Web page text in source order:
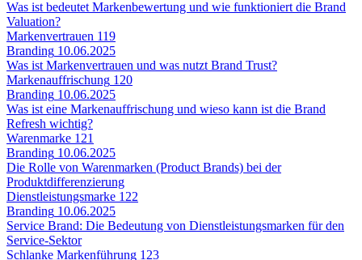
Was ist bedeutet Markenbewertung und wie funktioniert die Brand
Valuation?
Markenvertrauen 119
Branding 10.06.2025
Was ist Markenvertrauen und was nutzt Brand Trust?
Markenauffrischung 120
Branding 10.06.2025
Was ist eine Markenauffrischung und wieso kann ist die Brand
Refresh wichtig?
Warenmarke 121
Branding 10.06.2025
Die Rolle von Warenmarken (Product Brands) bei der
Produktdifferenzierung
Dienstleistungsmarke 122
Branding 10.06.2025
Service Brand: Die Bedeutung von Dienstleistungsmarken für den
Service-Sektor
Schlanke Markenführung 123